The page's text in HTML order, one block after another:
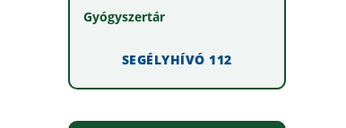
Gyógyszertár
SEGÉLYHÍVÓ 112